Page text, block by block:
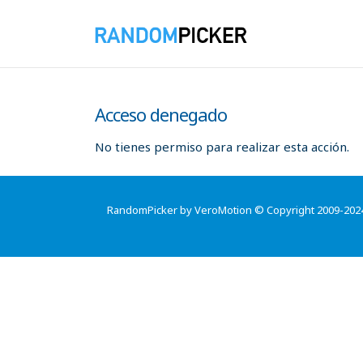
Acceso denegado
No tienes permiso para realizar esta acción.
RandomPicker by VeroMotion © Copyright 2009-